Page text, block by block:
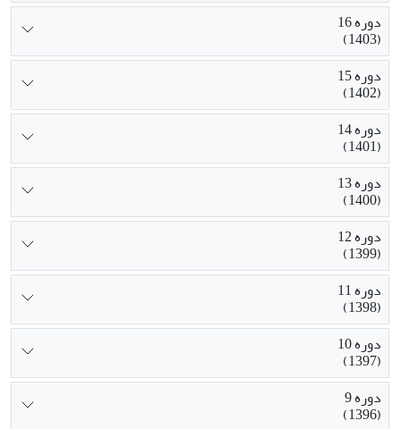
دوره 16
(1403)
دوره 15
(1402)
دوره 14
(1401)
دوره 13
(1400)
دوره 12
(1399)
دوره 11
(1398)
دوره 10
(1397)
دوره 9
(1396)